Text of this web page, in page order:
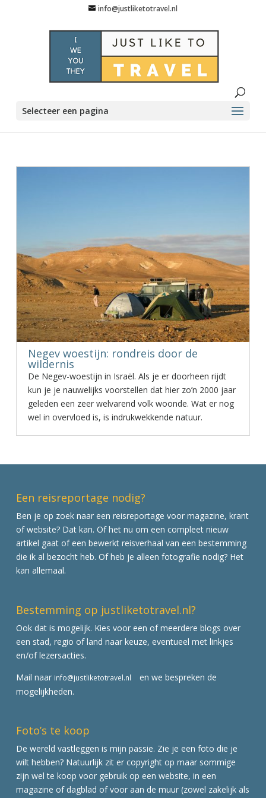
info@justliketotravel.nl
Selecteer een pagina
Negev woestijn: rondreis door de
wildernis
De Negev-woestijn in Israël. Als je er doorheen rijdt
kun je je nauwelijks voorstellen dat hier zo’n 2000 jaar
geleden een zeer welvarend volk woonde. Wat er nog
wel in overvloed is, is indrukwekkende natuur.
Een reisreportage nodig?
Ben je op zoek naar een reisreportage voor magazine, krant
of website? Dat kan. Of het nu om een compleet nieuw
artikel gaat of een bewerkt reisverhaal van een bestemming
die ik al bezocht heb. Of heb je alleen fotografie nodig? Het
kan allemaal.
Bestemming op justliketotravel.nl?
Ook dat is mogelijk. Kies voor een of meerdere blogs over
een stad, regio of land naar keuze, eventueel met linkjes
en/of lezersacties.
Mail naar info@justliketotravel.nl
en we bespreken de
mogelijkheden.
Foto’s te koop
De wereld vastleggen is mijn passie. Zie je een foto die je
wilt hebben? Natuurlijk zit er copyright op maar sommige
zijn wel te koop voor gebruik op een website, in een
magazine of dagblad of voor aan de muur (zowel zakelijk als